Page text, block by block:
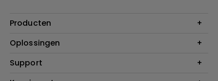
Producten
Projectoren
Verlichting
Speakers
Oplossingen
Education
Support